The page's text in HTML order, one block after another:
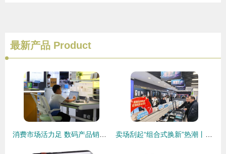
最新产品 Product